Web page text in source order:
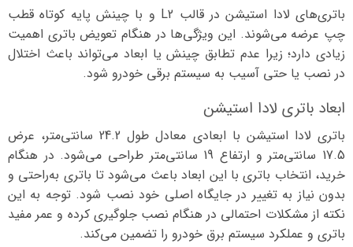
باتری‌های لادا استیشن در قالب‌ و با چینش پایه کوتاه قطب
چپ عرضه می‌شوند. این ویژگی‌ها در هنگام تعویض باتری اهمیت
زیادی دارد؛ زیرا عدم تطابق چینش یا ابعاد می‌تواند باعث اختلال
در نصب یا حتی آسیب به سیستم برقی خودرو شود.
ابعاد باتری لادا استیشن
باتری لادا استیشن با ابعادی معادل
طول 24.2 سانتی‌متر، عرض
17.5 سانتی‌متر و ارتفاع 19 سانتی‌متر
طراحی می‌شود. در هنگام
خرید، انتخاب باتری با این ابعاد باعث می‌شود تا باتری به‌راحتی و
بدون نیاز به تغییر در جایگاه اصلی خود نصب شود. توجه به این
نکته از مشکلات احتمالی در هنگام نصب جلوگیری کرده و عمر مفید
باتری و عملکرد سیستم برق خودرو را تضمین می‌کند.